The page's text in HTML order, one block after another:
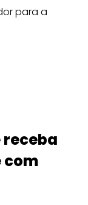
para a
receba
com